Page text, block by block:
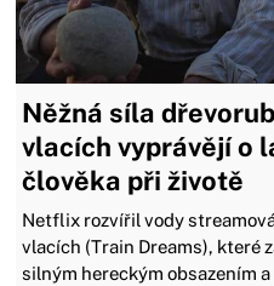
Něžná síla
vlacích vyprávějí o
člověka při životě
Netflix rozvířil vody
vlacích (Train Dreams), které
silným hereckým obsazením